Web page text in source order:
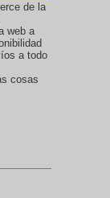
de la
web a
a todo
cosas